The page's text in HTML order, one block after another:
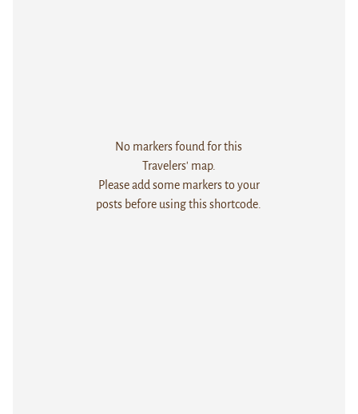
No markers found for this
Travelers' map.
Please add some markers to your
posts before using this shortcode.